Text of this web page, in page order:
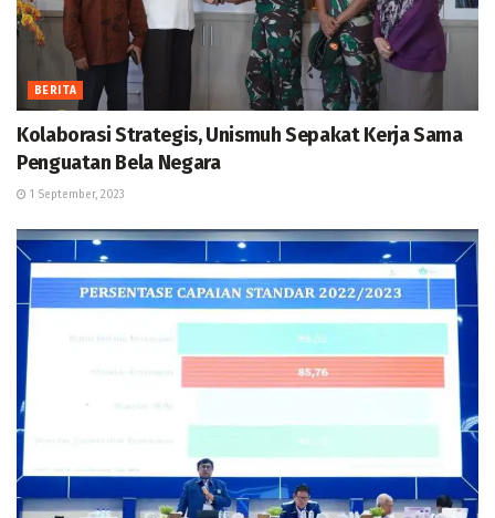
BERITA
Kolaborasi Strategis, Unismuh Sepakat Kerja Sama
Penguatan Bela Negara
1 September, 2023